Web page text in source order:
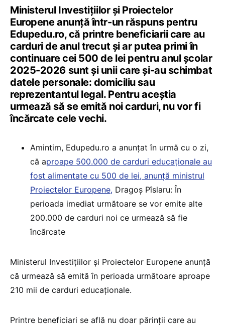
Ministerul Investițiilor și Proiectelor
Europene anunță într-un răspuns pentru
Edupedu.ro, că printre beneficiarii care au
carduri de anul trecut și ar putea primi în
continuare cei 500 de lei pentru anul școlar
2025-2026 sunt și unii care și-au schimbat
datele personale: domiciliu sau
reprezentantul legal. Pentru aceștia
urmează să se emită noi carduri, nu vor fi
încărcate cele vechi.
Amintim, Edupedu.ro a anunțat în urmă cu o zi,
că aproape 500.000 de carduri educaționale au
fost alimentate cu 500 de lei, anunță ministrul
Proiectelor Europene, Dragoș Pîslaru: În
perioada imediat următoare se vor emite alte
200.000 de carduri noi ce urmează să fie
încărcate
Ministerul Investițiilor și Proiectelor Europene anunță
că urmează să emită în perioada următoare aproape
210 mii de carduri educaționale.
Printre beneficiari se află nu doar părinții care au